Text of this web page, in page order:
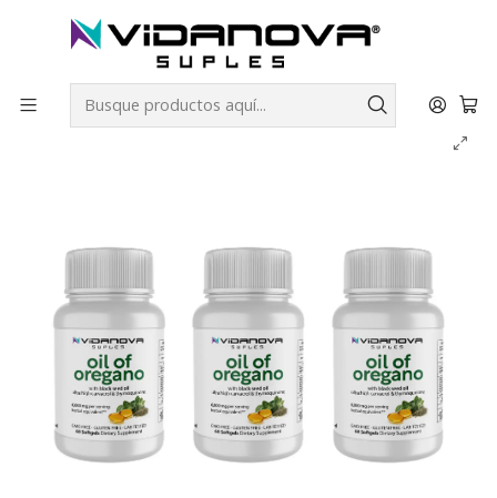
Productos Vidanova® Suples Vitaminas y Minerales
Aceite de Orégano PACK X3- Vidanova® Suples